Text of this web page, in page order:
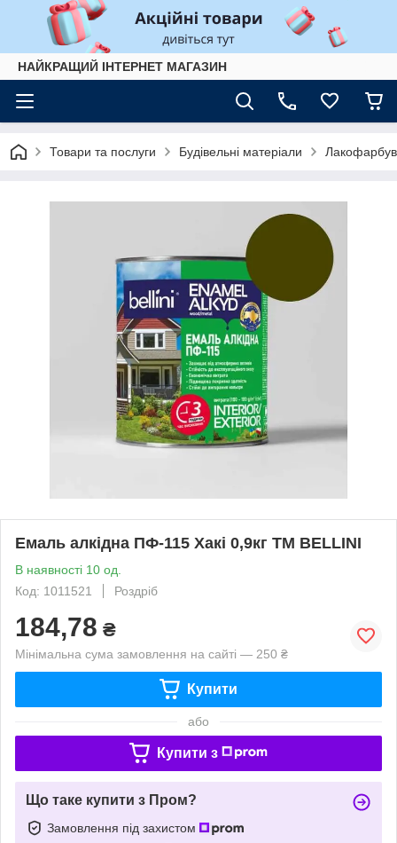
НАЙКРАЩИЙ ІНТЕРНЕТ МАГАЗИН
Товари та послуги Будівельні матеріали
Емаль алкідна ПФ-115 Хакі 0,9кг ТМ BELLINI
В наявності 10 од.
Код: 1011521
Роздріб
184,78 ₴
Мінімальна сума замовлення на сайті — 250 ₴
Купити
або
Купити з
Що таке купити з Пром?
Замовлення під захистом